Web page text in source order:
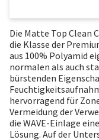
Die Matte Top Clean
die Klasse der
aus 100% Polyamid
normalen als auch
bürstenden
hervorragend für
Vermeidung der
die WAVE-Einlage
Lösung. Auf der